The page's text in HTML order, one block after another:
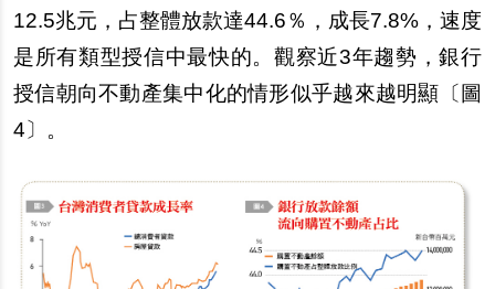
12.5兆元，占整體放款達44.6％，成長7.8%，速度
是所有類型授信中最快的。觀察近3年趨勢，銀行
授信朝向不動產集中化的情形似乎越來越明顯〔圖
4〕。